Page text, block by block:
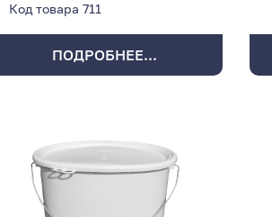
Код товара 711
ПОДРОБНЕЕ...